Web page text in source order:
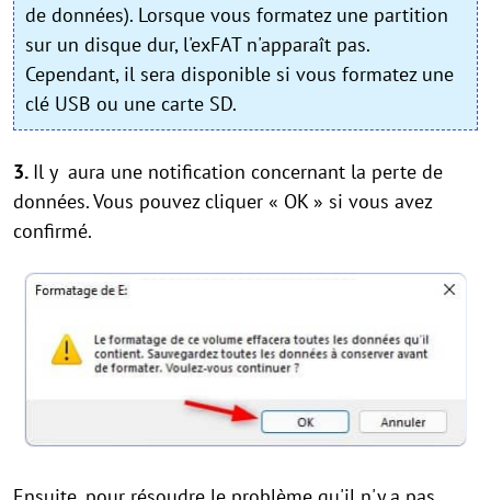
de données). Lorsque vous formatez une partition
sur un disque dur, l'exFAT n'apparaît pas.
Cependant, il sera disponible si vous formatez une
clé USB ou une carte SD.
3. Il y aura une notification concernant la perte de
données. Vous pouvez cliquer « OK » si vous avez
confirmé.